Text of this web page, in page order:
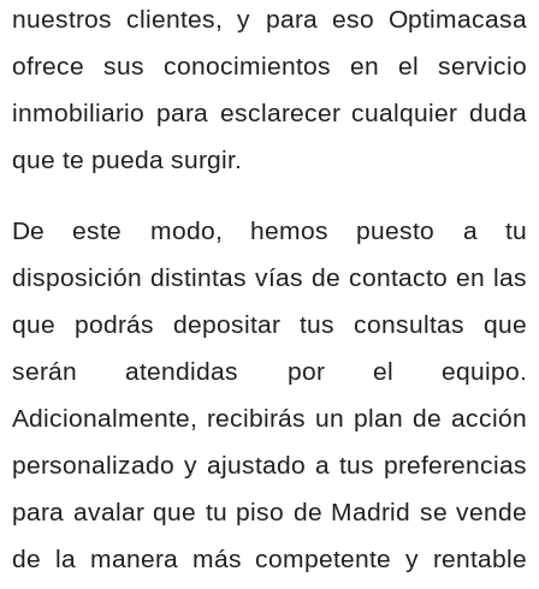
nuestros clientes, y para eso Optimacasa
ofrece sus conocimientos en el servicio
inmobiliario para esclarecer cualquier duda
que te pueda surgir.
De este modo, hemos puesto a tu
disposición distintas vías de contacto en las
que podrás depositar tus consultas que
serán atendidas por el equipo.
Adicionalmente, recibirás un plan de acción
personalizado y ajustado a tus preferencias
para avalar que tu piso de Madrid se vende
de la manera más competente y rentable